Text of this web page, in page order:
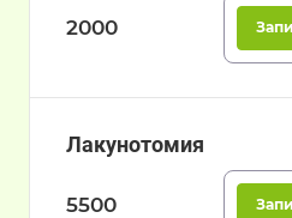
2000
Лакунотомия
5500